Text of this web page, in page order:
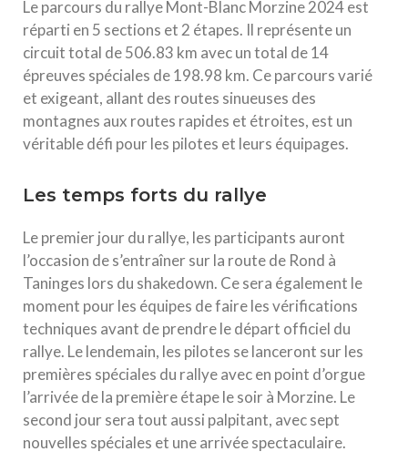
Le parcours du rallye Mont-Blanc Morzine 2024 est
réparti en 5 sections et 2 étapes. Il représente un
circuit total de 506.83 km avec un total de 14
épreuves spéciales de 198.98 km. Ce parcours varié
et exigeant, allant des routes sinueuses des
montagnes aux routes rapides et étroites, est un
véritable défi pour les pilotes et leurs équipages.
Les temps forts du rallye
Le premier jour du rallye, les participants auront
l’occasion de s’entraîner sur la route de Rond à
Taninges lors du shakedown. Ce sera également le
moment pour les équipes de faire les vérifications
techniques avant de prendre le départ officiel du
rallye. Le lendemain, les pilotes se lanceront sur les
premières spéciales du rallye avec en point d’orgue
l’arrivée de la première étape le soir à Morzine. Le
second jour sera tout aussi palpitant, avec sept
nouvelles spéciales et une arrivée spectaculaire.